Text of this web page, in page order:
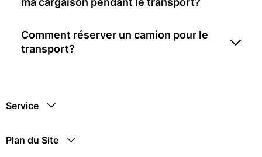
Comment réserver un camion pour le
transport?
Service
Plan du Site